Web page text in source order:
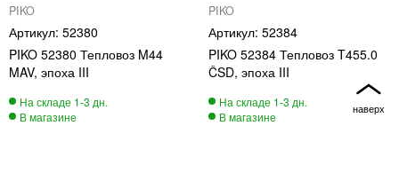
PIKO
52380
PIKO 52380 Тепловоз M44
MAV, эпоха III
PIKO
52384
PIKO 52384 Тепловоз T455.0
ČSD, эпоха III